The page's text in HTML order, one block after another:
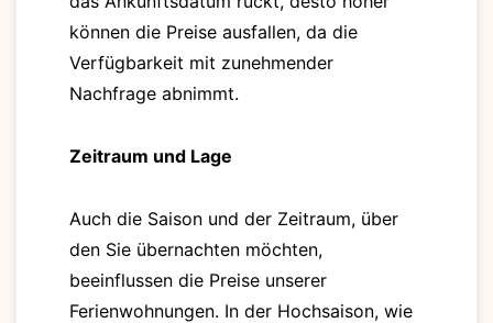
können die Preise ausfallen, da die
Verfügbarkeit mit zunehmender
Nachfrage abnimmt.
Zeitraum und Lage
Auch die Saison und der Zeitraum, über
den Sie übernachten möchten,
beeinflussen die Preise unserer
Ferienwohnungen. In der Hochsaison, wie